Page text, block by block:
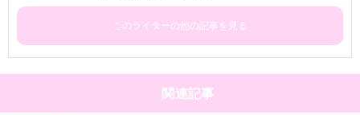
このライターの他の記事を見る
関連記事